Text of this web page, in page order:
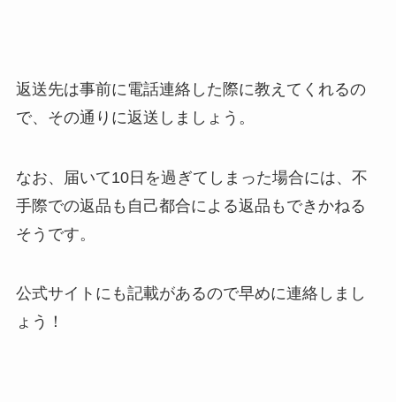
返送先は事前に電話連絡した際に教えてくれるの
で、その通りに返送しましょう。
なお、届いて10日を過ぎてしまった場合には、不
手際での返品も自己都合による返品もできかねる
そうです。
公式サイトにも記載があるので早めに連絡しまし
ょう！